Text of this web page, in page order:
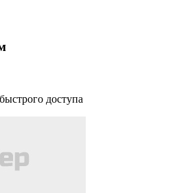
доступа